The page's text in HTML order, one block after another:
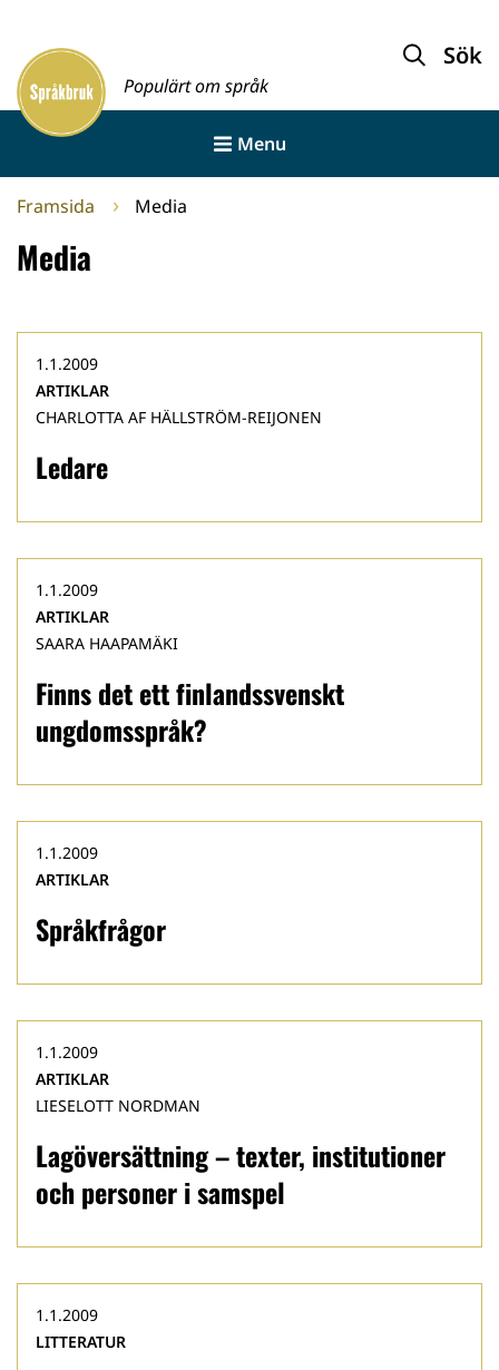
innehållet
Framsida
Populärt om språk
Sök
Menu
Framsida Media
Media
Ledare
1.1.2009
ARTIKLAR
CHARLOTTA AF HÄLLSTRÖM-REIJONEN
Finns det ett finlandssvenskt
ungdomsspråk?
1.1.2009
ARTIKLAR
SAARA HAAPAMÄKI
Språkfrågor
1.1.2009
ARTIKLAR
Lagöversättning – texter, institutioner
och personer i samspel
1.1.2009
ARTIKLAR
LIESELOTT NORDMAN
1.1.2009
LITTERATUR